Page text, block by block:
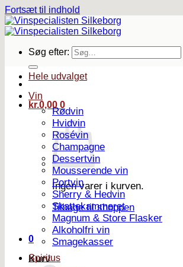
Fortsæt til indhold
Søg efter:
kr.0,00 0
Ingen varer i kurven.
Tilbage til shoppen
0
Kurv
Hele udvalget
Vin
Rødvin
Hvidvin
Rosévin
Champagne
Dessertvin
Mousserende vin
Portvin
Sherry & Hedvin
Skattekammeret
Magnum & Store Flasker
Alkoholfri vin
Smagekasser
Spiritus